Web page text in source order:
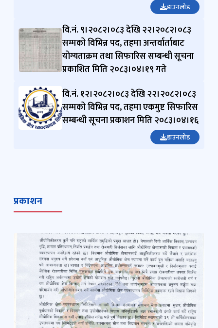
औद्योगिक क्षेत्र संचालन तथा व्यवस्थापन
डाउनलोड
वि.नं. ९।२०८२।०८३ देखि २२।२०८२।०८३
सम्मको विभिन्न पद, तहमा अन्तर्वार्ताबाट
योग्यताक्रम तथा सिफारिस सम्बन्धी सूचना
प्रकाशित मिति २०८३।०४।१९ गते
वि.नं. १२।२०८२।०८३ देखि २२।२०८२।०८३
सम्मको विभिन्न पद, तहमा एकमुष्ट सिफारिस
प्रकाशन